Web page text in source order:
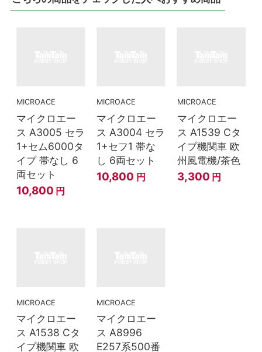
MICROACE
マイクロエー
ス A3005 セラ
1+セム6000タ
イプ 帯なし 6
両セット
10,800 円
MICROACE
マイクロエー
ス A3004 セラ
1+セフ1 帯な
し 6両セット
10,800 円
MICROACE
マイクロエー
ス A1539 Cタ
イプ機関車 欧
州風電機/茶色
3,300 円
MICROACE
マイクロエー
ス A1538 Cタ
イプ機関車 欧
MICROACE
マイクロエー
ス A8996
E257系500番